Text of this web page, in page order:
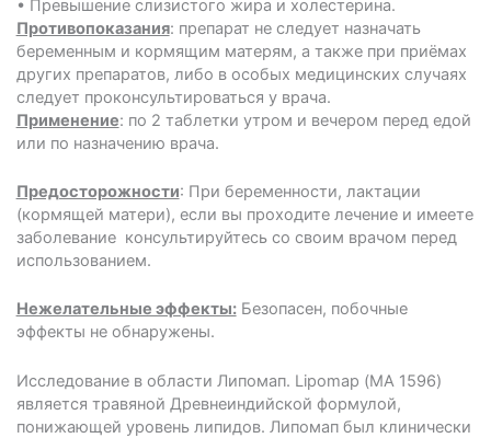
• Превышение слизистого жира и холестерина.
Противопоказания: препарат не следует назначать
беременным и кормящим матерям, а также при приёмах
других препаратов, либо в особых медицинских случаях
следует проконсультироваться у врача.
Применение: по 2 таблетки утром и вечером перед едой
или по назначению врача.
Предосторожности: При беременности, лактации
(кормящей матери), если вы проходите лечение и имеете
заболевание ­ консультируйтесь со своим врачом перед
использованием.
Нежелательные эффекты:Безопасен, побочные
эффекты не обнаружены.
Исследование в области Липомап. Lipomap (МА 1596)
является травяной Древнеиндийской формулой,
понижающей уровень липидов. Липомап был клинически